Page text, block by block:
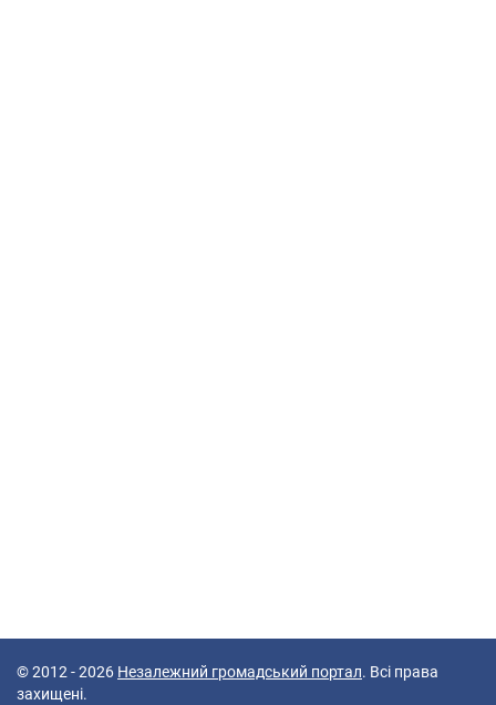
© 2012 - 2026 Незалежний громадський портал. Всі права
захищені.